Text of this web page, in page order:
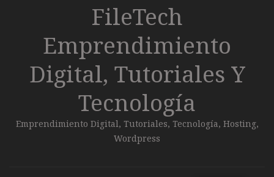
FileTech
Emprendimiento
Digital, Tutoriales Y
Tecnología
Emprendimiento Digital, Tutoriales, Tecnología, Hosting,
Wordpress